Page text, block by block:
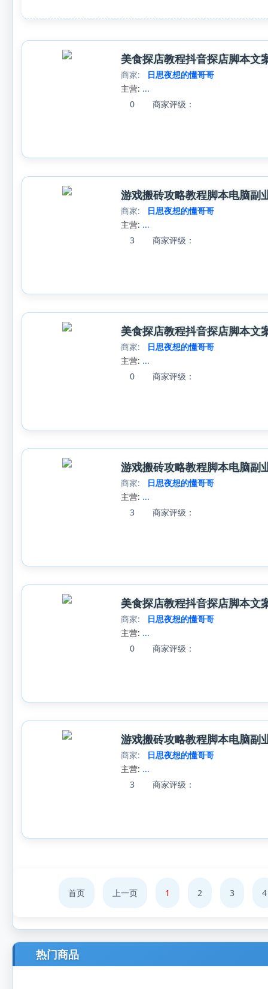
美食探店教程抖音探店脚本文
商家:
日思夜想的懂哥哥
主营: ...
0
商家评级：
游戏搬砖攻略教程脚本电脑副
商家:
日思夜想的懂哥哥
主营: ...
3
商家评级：
美食探店教程抖音探店脚本文
商家:
日思夜想的懂哥哥
主营: ...
0
商家评级：
游戏搬砖攻略教程脚本电脑副
商家:
日思夜想的懂哥哥
主营: ...
3
商家评级：
美食探店教程抖音探店脚本文
商家:
日思夜想的懂哥哥
主营: ...
0
商家评级：
游戏搬砖攻略教程脚本电脑副
商家:
日思夜想的懂哥哥
主营: ...
3
商家评级：
首页 上一页 1 2 3 4
热门商品